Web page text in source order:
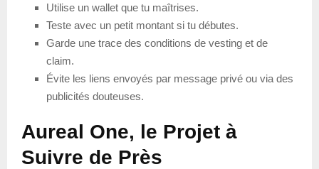
Utilise un wallet que tu maîtrises.
Teste avec un petit montant si tu débutes.
Garde une trace des conditions de vesting et de
claim.
Évite les liens envoyés par message privé ou via des
publicités douteuses.
Aureal One, le Projet à
Suivre de Près